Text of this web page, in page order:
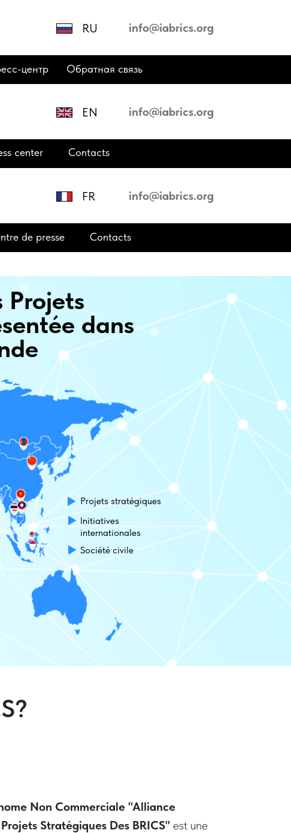
центр
info@iabrics.org
RU
Обратная связь
center Contacts
info@iabrics.org
EN
de presse Contacts
info@iabrics.org
FR
Projets
dans
Projets stratégiques
Société civile
Initiatives
internationales
Non Commerciale "Alliance
Stratégiques Des BRICS" est une